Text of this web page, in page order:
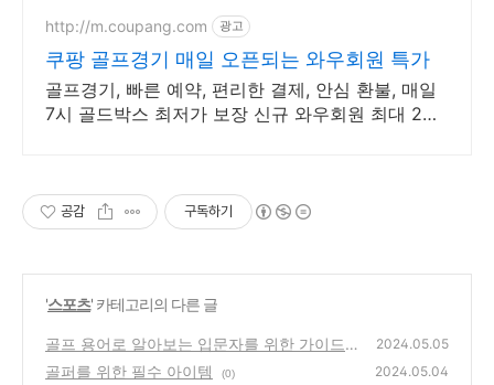
http://m.coupang.com 광고
쿠팡 골프경기 매일 오픈되는 와우회원 특가
골프경기, 빠른 예약, 편리한 결제, 안심 환불, 매일
7시 골드박스 최저가 보장 신규 와우회원 최대 2만
공감 구독하기
'스포츠' 카테고리의 다른 글
골프 용어로 알아보는 입문자를 위한 가이드
(0)
2024.05.05
골퍼를 위한 필수 아이템 (0) 2024.05.04